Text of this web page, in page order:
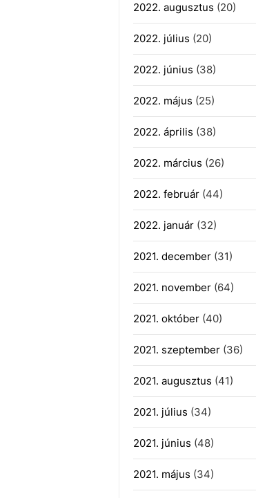
2022. augusztus (20)
2022. július (20)
2022. június (38)
2022. május (25)
2022. április (38)
2022. március (26)
2022. február(44)
2022. január(32)
2021. december(31)
2021. november(64)
2021. október(40)
2021. szeptember(36)
2021. augusztus (41)
2021. július (34)
2021. június (48)
2021. május (34)